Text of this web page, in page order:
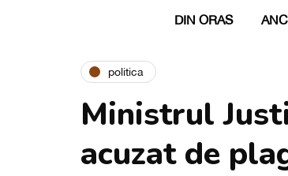
DIN ORAS
politica
Ministrul
acuzat de